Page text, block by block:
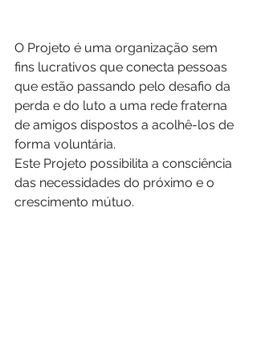
O Projeto é uma organização sem
fins lucrativos que conecta pessoas
que estão passando pelo desafio da
perda e do luto a uma rede fraterna
de amigos dispostos a acolhê-los de
forma voluntária.
Este Projeto possibilita a consciência
das necessidades do próximo e o
crescimento mútuo.